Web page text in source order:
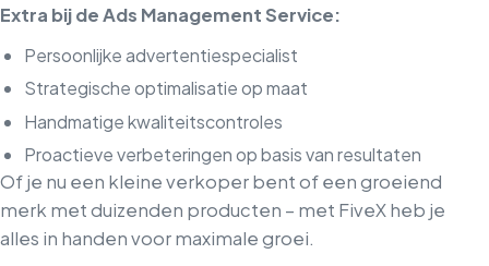
Extra bij de Ads Management Service:
Persoonlijke advertentiespecialist
Strategische optimalisatie op maat
Handmatige kwaliteitscontroles
Proactieve verbeteringen op basis van resultaten
Of je nu een kleine verkoper bent of een groeiend
merk met duizenden producten – met FiveX heb je
alles in handen voor maximale groei.